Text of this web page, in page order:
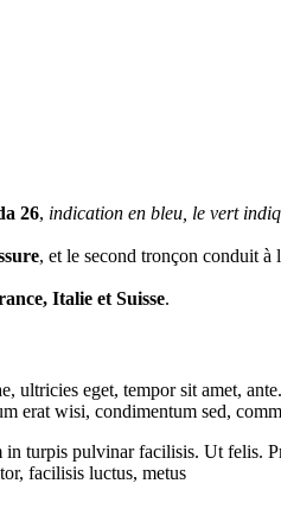
26, indication en bleu, le vert
, et le second tronçon conduit à
Italie et Suisse.
ultricies eget, tempor sit amet,
erat wisi, condimentum sed,
turpis pulvinar facilisis. Ut felis.
facilisis luctus, metus